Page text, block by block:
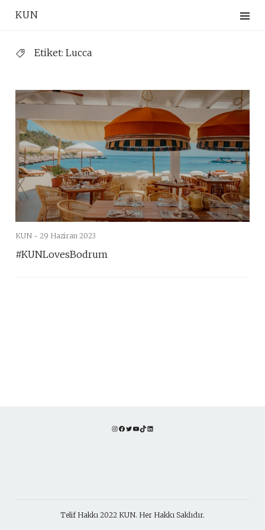
KUN
Etiket: Lucca
KUN - 29 Haziran 2023
#KUNLovesBodrum
Instagram
Facebook
TwitterYouTube
TikTok
Telif Hakkı 2022 KUN. Her Hakkı Saklıdır.